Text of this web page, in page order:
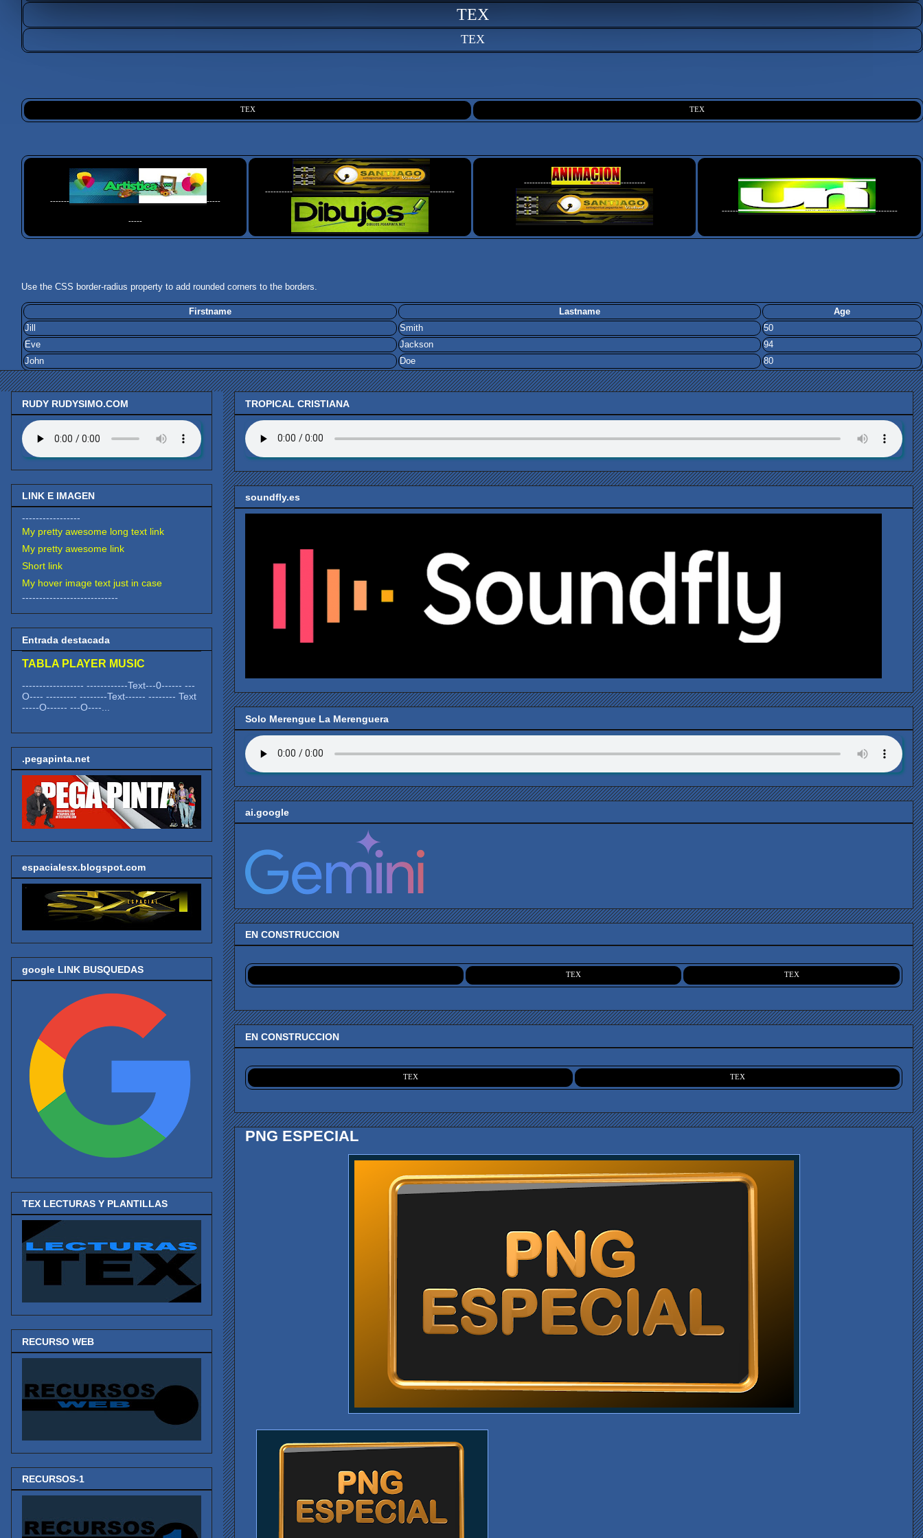
TEX
TEX
TEX TEX
------- -----
-----
---------- ---------
---------- ---------
------ --------
Use the CSS border-radius property to add rounded corners to the borders.
Firstname Lastname
Age
Jill
Smith
50
Eve
Jackson
94
John
Doe 80
TROPICAL CRISTIANA
soundfly.es
Solo Merengue La Merenguera
ai.google
EN CONSTRUCCION
TEX TEX
EN CONSTRUCCION
TEX TEX
PNG ESPECIAL
RUDY RUDYSIMO.COM
LINK E IMAGEN
-----------------
My pretty awesome long text link
My pretty awesome link
Short link
My hover image text just in case
----------------------------
Entrada destacada
TABLA PLAYER MUSIC
------------------ ------------Text---0------ ---
O---- --------- --------Text------ -------- Text
-----O------ ---O----...
.pegapinta.net
espacialesx.blogspot.com
google LINK BUSQUEDAS
TEX LECTURAS Y PLANTILLAS
RECURSO WEB
RECURSOS-1